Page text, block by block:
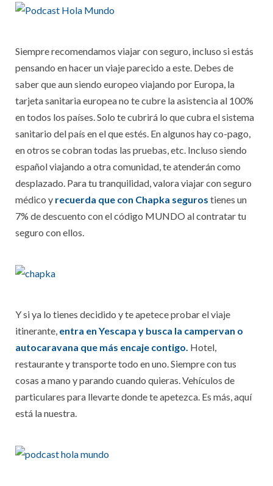
Siempre recomendamos viajar con seguro, incluso si estás
pensando en hacer un viaje parecido a este. Debes de
saber que aun siendo europeo viajando por Europa, la
tarjeta sanitaria europea no te cubre la asistencia al 100%
en todos los países. Solo te cubrirá lo que cubra el sistema
sanitario del país en el que estés. En algunos hay co-pago,
en otros se cobran todas las pruebas, etc. Incluso siendo
español viajando a otra comunidad, te atenderán como
desplazado. Para tu tranquilidad, valora viajar con seguro
médico y recuerda que con Chapka seguros tienes un
7% de descuento con el código MUNDO al contratar tu
seguro con ellos.
Y si ya lo tienes decidido y te apetece probar el viaje
itinerante, entra en Yescapa y busca la campervan o
autocaravana que más encaje contigo. Hotel,
restaurante y transporte todo en uno. Siempre con tus
cosas a mano y parando cuando quieras. Vehículos de
particulares para llevarte donde te apetezca. Es más, aquí
está la nuestra.